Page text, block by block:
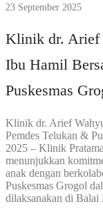
23 September 2025
Klinik dr. Arief
Ibu Hamil
Puskesmas
Klinik dr. Arief
Pemdes Telukan &
2025 – Klinik
menunjukkan
anak dengan
Puskesmas Grogol
dilaksanakan di